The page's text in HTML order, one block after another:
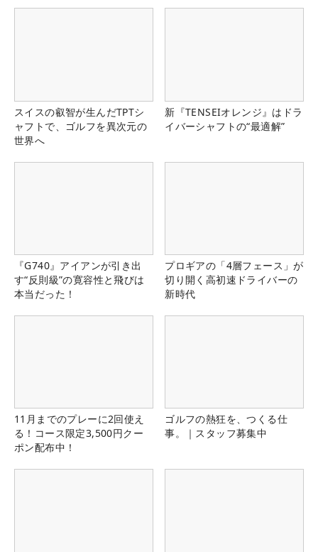
スイスの叡智が生んだTPTシ
ャフトで、ゴルフを異次元の
世界へ
新『TENSEIオレンジ』はドラ
イバーシャフトの“最適解”
『G740』アイアンが引き出
す“反則級”の寛容性と飛びは
本当だった！
プロギアの「4層フェース」が
切り開く高初速ドライバーの
新時代
11月までのプレーに2回使え
る！コース限定3,500円クー
ポン配布中！
ゴルフの熱狂を、つくる仕
事。｜スタッフ募集中